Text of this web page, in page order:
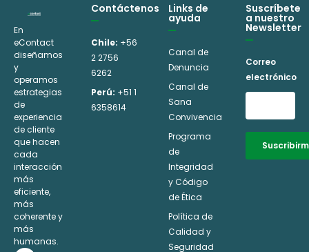
En
eContact
diseñamos
y
operamos
estrategias
de
experiencia
de cliente
que hacen
cada
interacción
más
eficiente,
más
coherente y
más
humanas.
Contáctenos
Chile: +56
2 2756
6262
Perú: +51 1
6358614
Links de
ayuda
Canal de
Denuncia
Canal de
Sana
Convivencia
Programa
de
Integridad
y Código
de Ética
Política de
Calidad y
Seguridad
Suscríbete
a nuestro
Newsletter
Correo
electrónico